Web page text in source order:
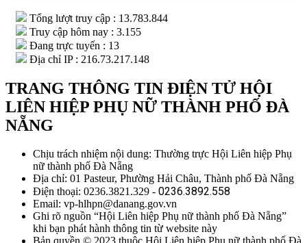
Tổng lượt truy cập : 13.783.844
Truy cập hôm nay : 3.155
Đang trực tuyến : 13
Địa chỉ IP : 216.73.217.148
TRANG THÔNG TIN ĐIỆN TỬ HỘI
LIÊN HIỆP PHỤ NỮ THÀNH PHỐ ĐÀ
NẴNG
Chịu trách nhiệm nội dung: Thường trực Hội Liên hiệp Phụ
nữ thành phố Đà Nẵng
Địa chỉ: 01 Pasteur, Phường Hải Châu, Thành phố Đà Nẵng
Điện thoại: 0236.3821.329 - 0236.3892.558
Email: vp-hlhpn@danang.gov.vn
Ghi rõ nguồn “Hội Liên hiệp Phụ nữ thành phố Đà Nẵng”
khi bạn phát hành thông tin từ website này